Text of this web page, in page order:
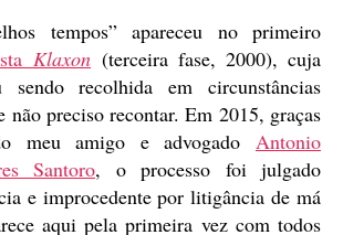
tempos” apareceu no primeiro
Klaxon (terceira fase, 2000), cuja
sendo recolhida em circunstâncias
não preciso recontar. Em 2015, graças
meu amigo e advogado Antonio
Santoro, o processo foi julgado
e improcedente por litigância de má
aqui pela primeira vez com todos